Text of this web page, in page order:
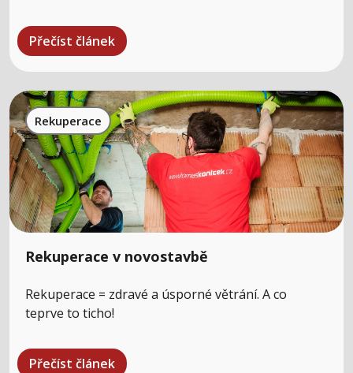
Přečíst článek
Rekuperace
Rekuperace v novostavbě
Rekuperace = zdravé a úsporné větrání. A co
teprve to ticho!
Přečíst článek